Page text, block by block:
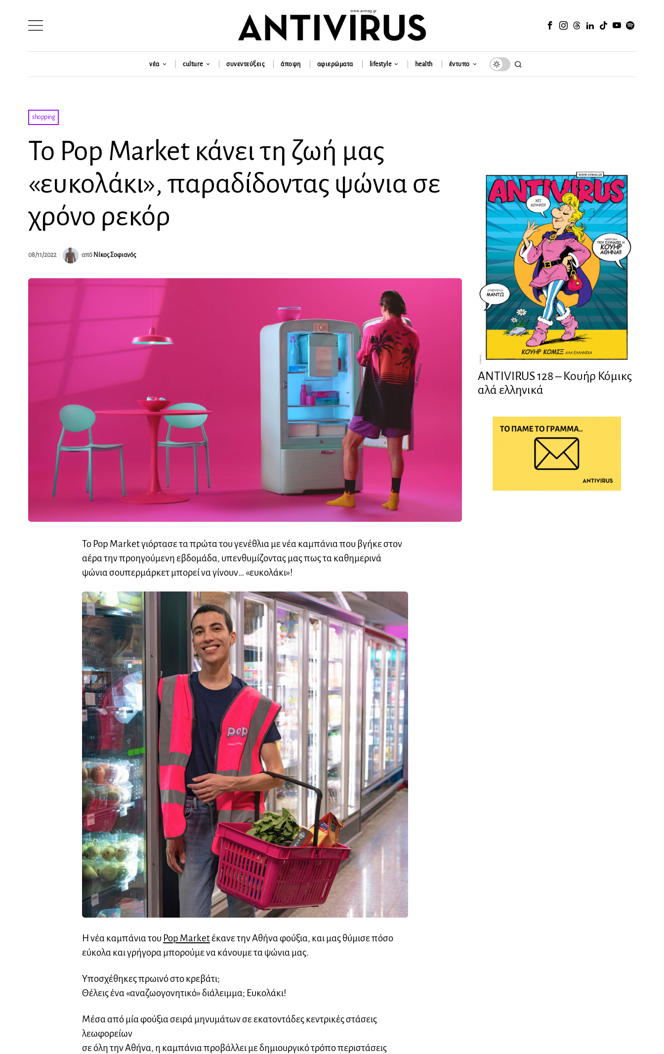
νέα culture συνεντεύξεις άποψη αφιερώματα lifestyle health έντυπο
shopping
Το Pop Market κάνει τη ζωή μας
«ευκολάκι», παραδίδοντας ψώνια σε
χρόνο ρεκόρ
08/11/2022 από Νίκος Σοφιανός
Το Pop Market γιόρτασε τα πρώτα του γενέθλια με νέα καμπάνια που βγήκε στον
αέρα την προηγούμενη εβδομάδα, υπενθυμίζοντας μας πως τα καθημερινά
ψώνια σουπερμάρκετ μπορεί να γίνουν… «ευκολάκι»!
Η νέα καμπάνια του Pop Marketέκανε την Αθήνα φούξια, και μας θύμισε πόσο
εύκολα και γρήγορα μπορούμε να κάνουμε τα ψώνια μας.
Υποσχέθηκες πρωινό στο κρεβάτι;
Θέλεις ένα «αναζωογονητικό» διάλειμμα; Ευκολάκι!
Μέσα από μία φούξια σειρά μηνυμάτων σε εκατοντάδες κεντρικές στάσεις
λεωφορείων
σε όλη την Αθήνα, η καμπάνια προβάλλει με δημιουργικό τρόπο περιστάσεις
ANTIVIRUS 128 – Kουήρ Κόμικς
αλά ελληνικά